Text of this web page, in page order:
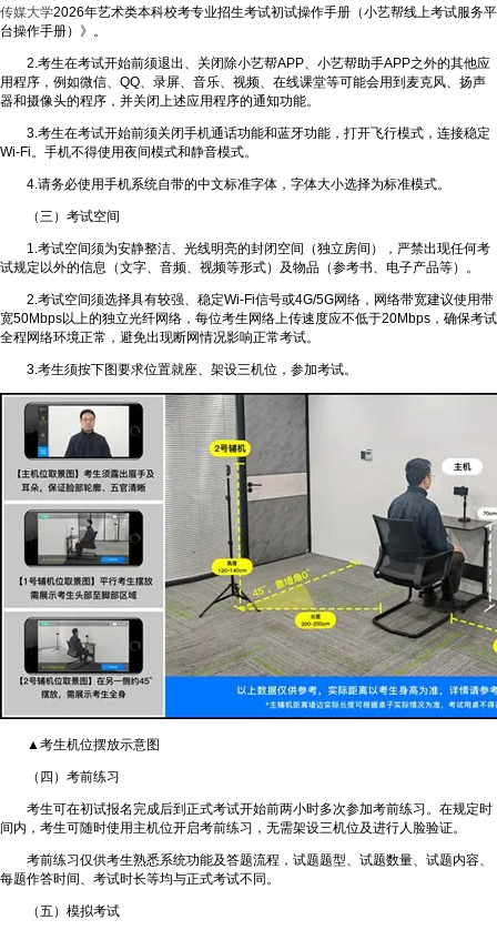
传媒大学2026年艺术类本科校考专业招生考试初试操作手册（小艺帮线上考试服务平
台操作手册）》。
2.考生在考试开始前须退出、关闭除小艺帮APP、小艺帮助手APP之外的其他应
用程序，例如微信、QQ、录屏、音乐、视频、在线课堂等可能会用到麦克风、扬声
器和摄像头的程序，并关闭上述应用程序的通知功能。
3.考生在考试开始前须关闭手机通话功能和蓝牙功能，打开飞行模式，连接稳定
Wi-Fi。手机不得使用夜间模式和静音模式。
4.请务必使用手机系统自带的中文标准字体，字体大小选择为标准模式。
（三）考试空间
1.考试空间须为安静整洁、光线明亮的封闭空间（独立房间），严禁出现任何考
试规定以外的信息（文字、音频、视频等形式）及物品（参考书、电子产品等）。
2.考试空间须选择具有较强、稳定Wi-Fi信号或4G/5G网络，网络带宽建议使用带
宽50Mbps以上的独立光纤网络，每位考生网络上传速度应不低于20Mbps，确保考试
全程网络环境正常，避免出现断网情况影响正常考试。
3.考生须按下图要求位置就座、架设三机位，参加考试。
▲考生机位摆放示意图
（四）考前练习
考生可在初试报名完成后到正式考试开始前两小时多次参加考前练习。在规定时
间内，考生可随时使用主机位开启考前练习，无需架设三机位及进行人脸验证。
考前练习仅供考生熟悉系统功能及答题流程，试题题型、试题数量、试题内容、
每题作答时间、考试时长等均与正式考试不同。
（五）模拟考试